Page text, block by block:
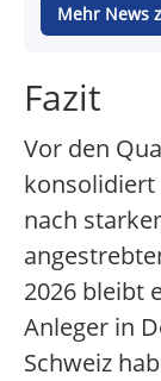
Mehr News
Fazit
Vor den
konsolidiert
nach
2026 bleibt
Anleger in
Schweiz